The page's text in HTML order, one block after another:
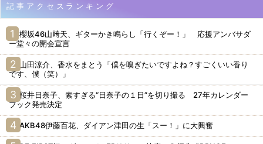
記事アクセスランキング
櫻坂46山﨑天、ギターかき鳴らし「行くぞー！」 応援アンバサダ
ー堂々の開会宣言
山田涼介、香水をまとう「僕を嗅ぎたいですよね？すごくいい香り
です、僕（笑）」
桜井日奈子、素すぎる“日奈子の１日”を切り撮る 27年カレンダー
ブック発売決定
AKB48伊藤百花、ダイアン津田の生「スー！」に大興奮